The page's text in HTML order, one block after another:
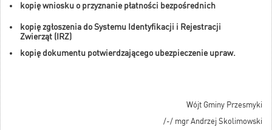
kopię wniosku o przyznanie płatności bezpośrednich
kopię zgłoszenia do Systemu Identyfikacji i Rejestracji
Zwierząt (IRZ)
kopię dokumentu potwierdzającego ubezpieczenie upraw.
Wójt Gminy Przesmyki
/-/ mgr Andrzej Skolimowski